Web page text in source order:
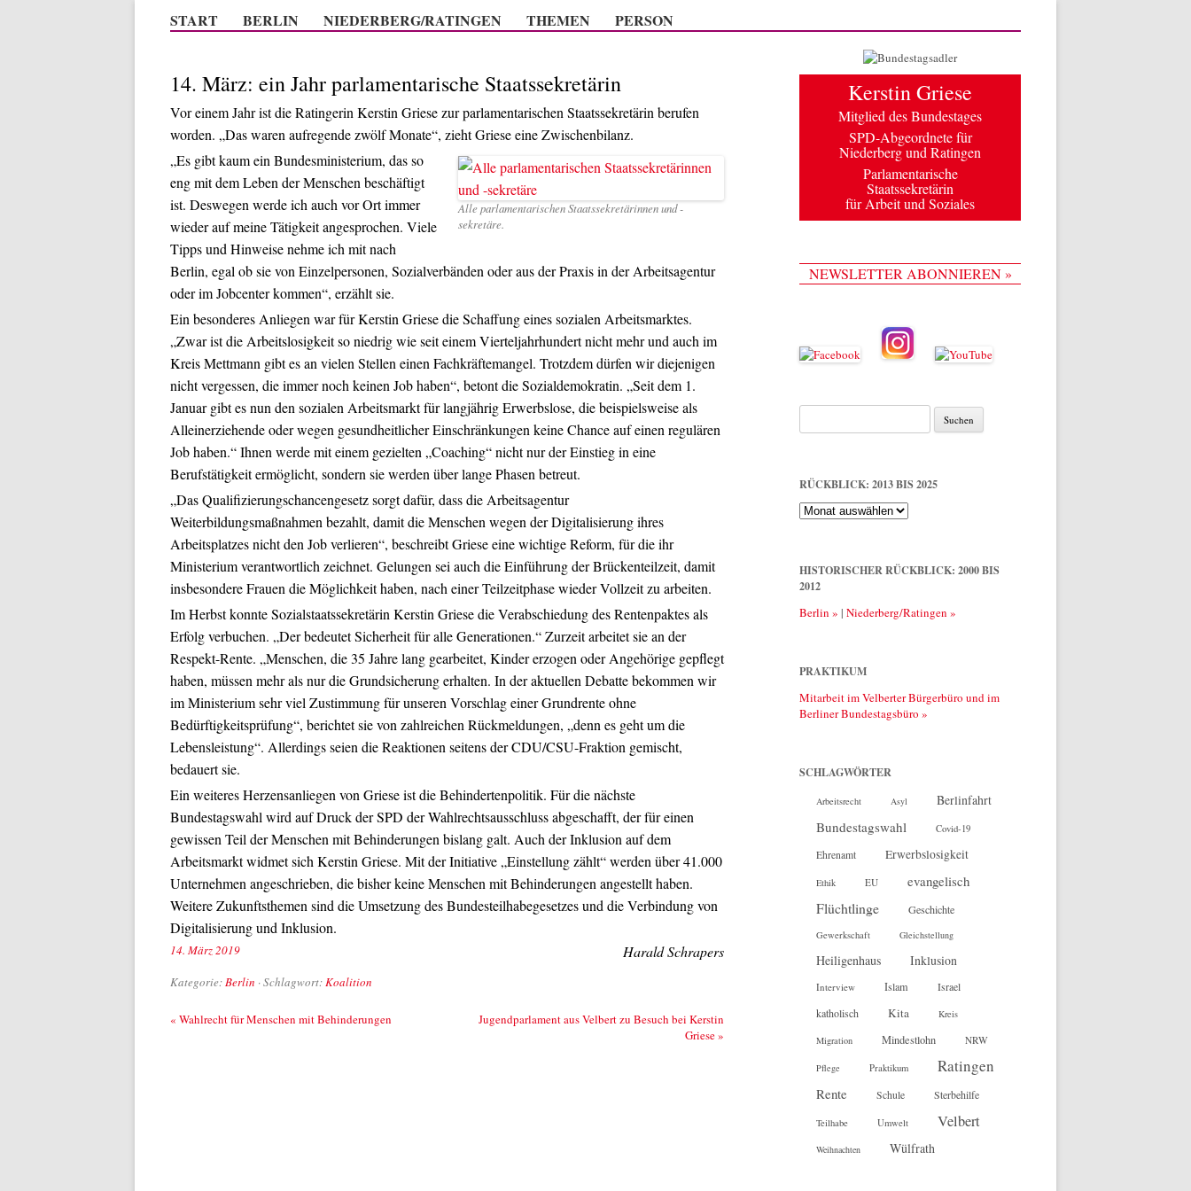
Zum Inhalt springen
START BERLIN NIEDERBERG/RATINGEN THEMEN PERSON
14. März: ein Jahr parlamentarische Staatssekretärin
Vor einem Jahr ist die Ratingerin Kerstin Griese zur parlamentarischen Staatssekretärin berufen
worden. „Das waren aufregende zwölf Monate“, zieht Griese eine Zwischenbilanz.
Alle parlamentarischen Staatssekretärinnen und -
sekretäre.
„Es gibt kaum ein Bundesministerium, das so
eng mit dem Leben der Menschen beschäftigt
ist. Deswegen werde ich auch vor Ort immer
wieder auf meine Tätigkeit angesprochen. Viele
Tipps und Hinweise nehme ich mit nach
Berlin, egal ob sie von Einzelpersonen, Sozialverbänden oder aus der Praxis in der Arbeitsagentur
oder im Jobcenter kommen“, erzählt sie.
Ein besonderes Anliegen war für Kerstin Griese die Schaffung eines sozialen Arbeitsmarktes.
„Zwar ist die Arbeitslosigkeit so niedrig wie seit einem Vierteljahrhundert nicht mehr und auch im
Kreis Mettmann gibt es an vielen Stellen einen Fachkräftemangel. Trotzdem dürfen wir diejenigen
nicht vergessen, die immer noch keinen Job haben“, betont die Sozialdemokratin. „Seit dem 1.
Januar gibt es nun den sozialen Arbeitsmarkt für langjährig Erwerbslose, die beispielsweise als
Alleinerziehende oder wegen gesundheitlicher Einschränkungen keine Chance auf einen regulären
Job haben.“ Ihnen werde mit einem gezielten „Coaching“ nicht nur der Einstieg in eine
Berufstätigkeit ermöglicht, sondern sie werden über lange Phasen betreut.
„Das Qualifizierungschancengesetz sorgt dafür, dass die Arbeitsagentur
Weiterbildungsmaßnahmen bezahlt, damit die Menschen wegen der Digitalisierung ihres
Arbeitsplatzes nicht den Job verlieren“, beschreibt Griese eine wichtige Reform, für die ihr
Ministerium verantwortlich zeichnet. Gelungen sei auch die Einführung der Brückenteilzeit, damit
insbesondere Frauen die Möglichkeit haben, nach einer Teilzeitphase wieder Vollzeit zu arbeiten.
Im Herbst konnte Sozialstaatssekretärin Kerstin Griese die Verabschiedung des Rentenpaktes als
Erfolg verbuchen. „Der bedeutet Sicherheit für alle Generationen.“ Zurzeit arbeitet sie an der
Respekt-Rente. „Menschen, die 35 Jahre lang gearbeitet, Kinder erzogen oder Angehörige gepflegt
haben, müssen mehr als nur die Grundsicherung erhalten. In der aktuellen Debatte bekommen wir
im Ministerium sehr viel Zustimmung für unseren Vorschlag einer Grundrente ohne
Bedürftigkeitsprüfung“, berichtet sie von zahlreichen Rückmeldungen, „denn es geht um die
Lebensleistung“. Allerdings seien die Reaktionen seitens der CDU/CSU-Fraktion gemischt,
bedauert sie.
Ein weiteres Herzensanliegen von Griese ist die Behindertenpolitik. Für die nächste
Bundestagswahl wird auf Druck der SPD der Wahlrechtsausschluss abgeschafft, der für einen
gewissen Teil der Menschen mit Behinderungen bislang galt. Auch der Inklusion auf dem
Arbeitsmarkt widmet sich Kerstin Griese. Mit der Initiative „Einstellung zählt“ werden über 41.000
Unternehmen angeschrieben, die bisher keine Menschen mit Behinderungen angestellt haben.
Weitere Zukunftsthemen sind die Umsetzung des Bundesteilhabegesetzes und die Verbindung von
Digitalisierung und Inklusion.
Harald Schrapers
14. März 2019
Kategorie:Berlin · Schlagwort:Koalition
Beitrags-Navigation
« Wahlrecht für Menschen mit Behinderungen
Jugendparlament aus Velbert zu Besuch bei Kerstin
Griese»
Kerstin Griese
Mitglied des Bundestages
SPD-Abgeordnete für
Niederberg und Ratingen
Parlamentarische
Staatssekretärin
für Arbeit und Soziales
NEWSLETTER ABONNIEREN »
Suche
nach:
RÜCKBLICK: 2013 BIS 2025
Rückblick:
2013
HISTORISCHER RÜCKBLICK: 2000 BIS
2012
Berlin » | Niederberg/Ratingen »
PRAKTIKUM
Mitarbeit im Velberter Bürgerbüro und im
Berliner Bundestagsbüro »
SCHLAGWÖRTER
Arbeitsrecht Asyl Berlinfahrt
Bundestagswahl Covid-19
Ehrenamt Erwerbslosigkeit
Ethik EU evangelisch
Flüchtlinge Geschichte
Gewerkschaft Gleichstellung
Heiligenhaus Inklusion
Interview Islam Israel
katholisch Kita Kreis
Migration Mindestlohn NRW
Pflege Praktikum Ratingen
Rente Schule Sterbehilfe
Teilhabe Umwelt Velbert
Weihnachten Wülfrath